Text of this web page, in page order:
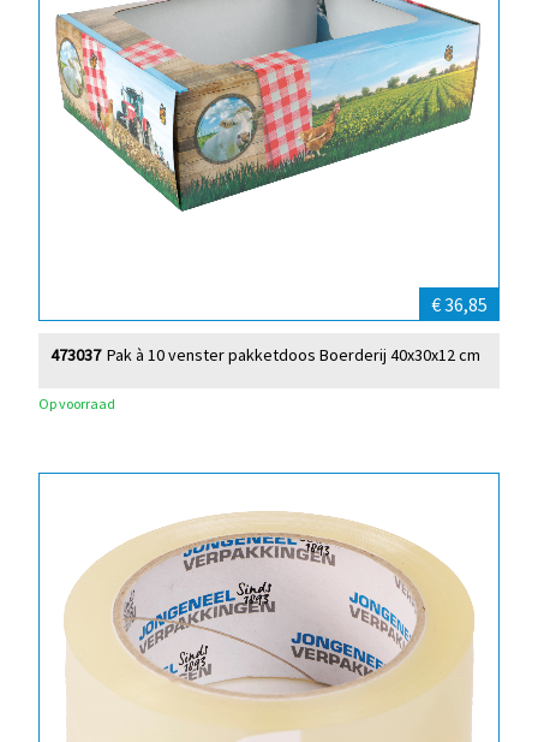
€ 36,85
Pak à 10 venster pakketdoos Boerderij 40x30x12 cm
473037
Op voorraad